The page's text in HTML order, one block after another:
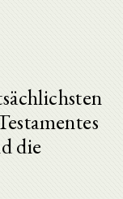
die